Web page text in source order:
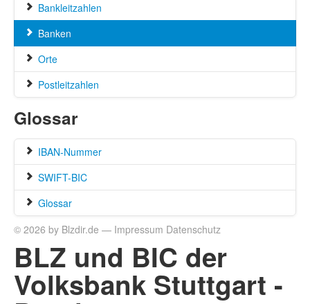
Bankleitzahlen
Banken
Orte
Postleitzahlen
Glossar
IBAN-Nummer
SWIFT-BIC
Glossar
© 2026 by Blzdir.de — Impressum Datenschutz
BLZ und BIC der
Volksbank Stuttgart -